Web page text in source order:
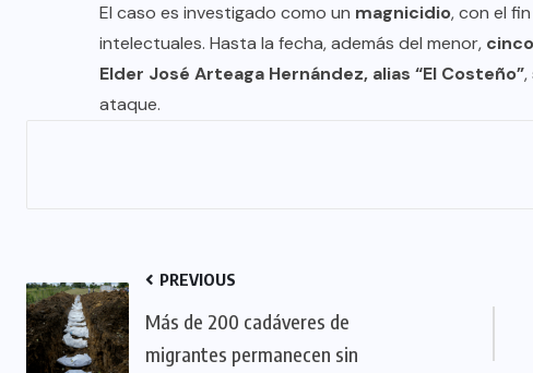
El caso es investigado como un magnicidio, con el
intelectuales. Hasta la fecha, además del menor,
Elder José Arteaga Hernández, alias “El Costeño”,
ataque.
PREVIOUS
Más de 200 cadáveres de
migrantes permanecen sin